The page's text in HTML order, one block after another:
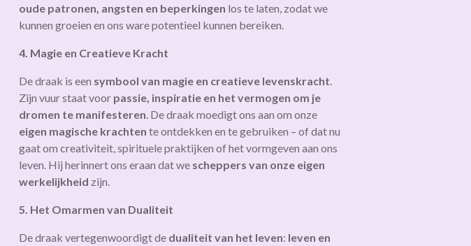
oude patronen, angsten en beperkingen los te laten, zodat we
kunnen groeien en ons ware potentieel kunnen bereiken.
4. Magie en Creatieve Kracht
De draak is een symbool van magie en creatieve levenskracht
Zijn vuur staat voor passie, inspiratie en het vermogen om je
dromen te manifesteren . De draak moedigt ons aan om onze
eigen magische krachten te ontdekken en te gebruiken – of dat nu
gaat om creativiteit, spirituele praktijken of het vormgeven aan ons
leven. Hij herinnert ons eraan dat we scheppers van onze eigen
werkelijkheid zijn.
5. Het Omarmen van Dualiteit
De draak vertegenwoordigt de dualiteit van het leven: leven en